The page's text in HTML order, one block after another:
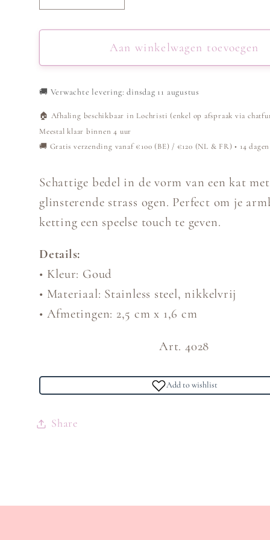
verlagen
voor
Kat
Goud
verhogen
voor
Bedel
Kat
Goud
Aan winkelwagen toevoegen
🚚 Verwachte levering: dinsdag 11 augustus
🏠 Afhaling beschikbaar in Lochristi (enkel op afspraak via
Meestal klaar binnen 4 uur
🚚 Gratis verzending vanaf €100 (BE) / €120 (NL & FR) • 14
Schattige bedel in de vorm van een kat met
glinsterende strass ogen. Perfect om je
ketting een speelse touch te geven.
Details:
• Kleur: Goud
• Materiaal: Stainless steel, nikkelvrij
• Afmetingen: 2,5 cm x 1,6 cm
Art. 4028
Add to wishlist
Share